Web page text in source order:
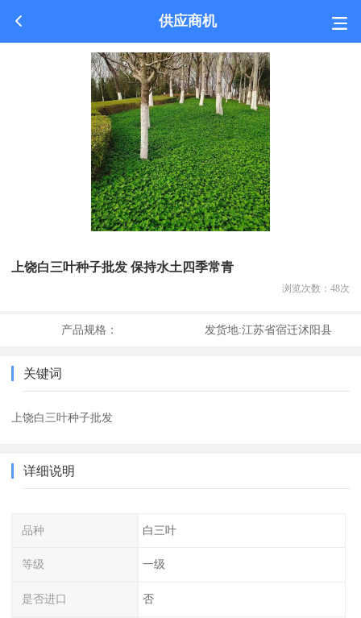
供应商机
上饶白三叶种子批发 保持水土四季常青
浏览次数： 48次
产品规格： 发货地:江苏省宿迁沭阳县
关键词
上饶白三叶种子批发
详细说明
品种 白三叶
等级 一级
是否进口 否